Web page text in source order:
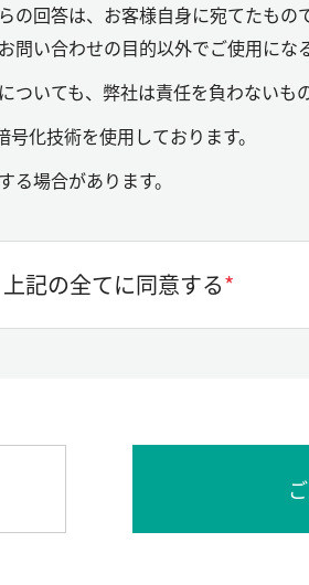
の回答は、お客様自身に宛てたもの
い合わせの目的以外でご使用にな
いても、弊社は責任を負わないも
化技術を使用しております。
場合があります。
上記の全てに同意する*